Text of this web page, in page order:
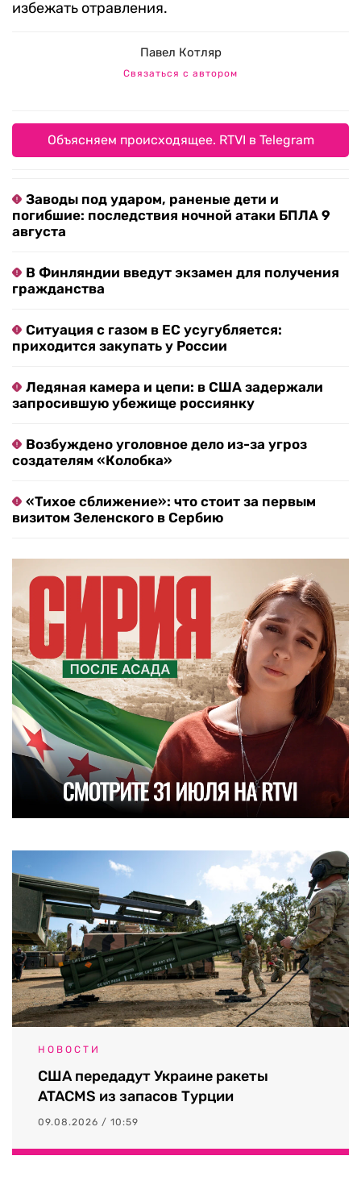
избежать отравления.
Павел Котляр
Связаться с автором
Объясняем происходящее. RTVI в Telegram
Заводы под ударом, раненые дети и
погибшие: последствия ночной атаки БПЛА 9
августа
В Финляндии введут экзамен для получения
гражданства
Ситуация с газом в ЕС усугубляется:
приходится закупать у России
Ледяная камера и цепи: в США задержали
запросившую убежище россиянку
Возбуждено уголовное дело из-за угроз
создателям «Колобка»
«Тихое сближение»: что стоит за первым
визитом Зеленского в Сербию
НОВОСТИ
США передадут Украине ракеты
ATACMS из запасов Турции
09.08.2026 / 10:59